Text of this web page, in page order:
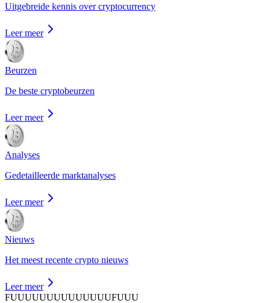
Uitgebreide kennis over cryptocurrency
Leer meer
Beurzen
De beste cryptobeurzen
Leer meer
Analyses
Gedetailleerde marktanalyses
Leer meer
Nieuws
Het meest recente crypto nieuws
Leer meer
FUUUUUUUUUUUUUUFUUU